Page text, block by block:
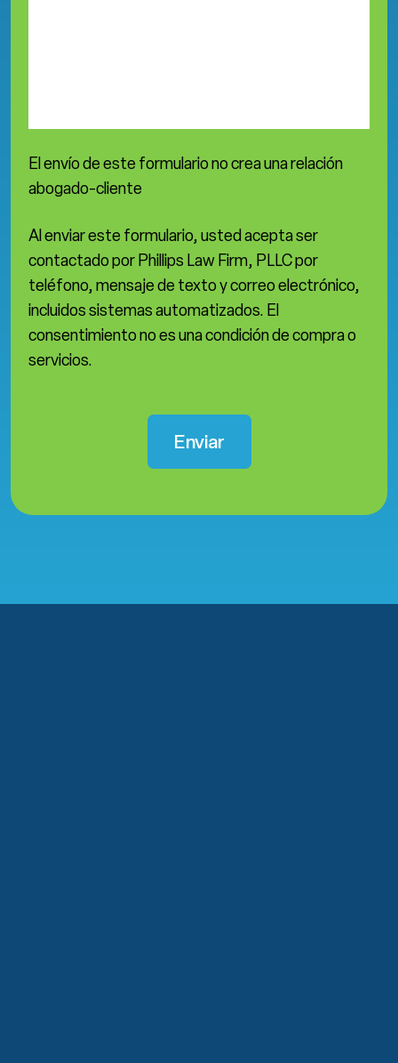
El envío de este formulario no crea una relación
abogado-cliente
Al enviar este formulario, usted acepta ser
contactado por Phillips Law Firm, PLLC por
teléfono, mensaje de texto y correo electrónico,
incluidos sistemas automatizados. El
consentimiento no es una condición de compra o
servicios.